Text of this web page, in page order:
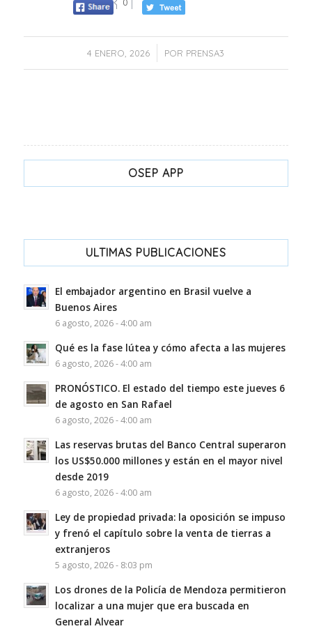
0
4 ENERO, 2026
/ POR PRENSA3
OSEP APP
ULTIMAS PUBLICACIONES
El embajador argentino en Brasil vuelve a
Buenos Aires
6 agosto, 2026 - 4:00 am
Qué es la fase lútea y cómo afecta a las mujeres
6 agosto, 2026 - 4:00 am
PRONÓSTICO. El estado del tiempo este jueves 6
de agosto en San Rafael
6 agosto, 2026 - 4:00 am
Las reservas brutas del Banco Central superaron
los US$50.000 millones y están en el mayor nivel
desde 2019
6 agosto, 2026 - 4:00 am
Ley de propiedad privada: la oposición se impuso
y frenó el capítulo sobre la venta de tierras a
extranjeros
5 agosto, 2026 - 8:03 pm
Los drones de la Policía de Mendoza permitieron
localizar a una mujer que era buscada en
General Alvear